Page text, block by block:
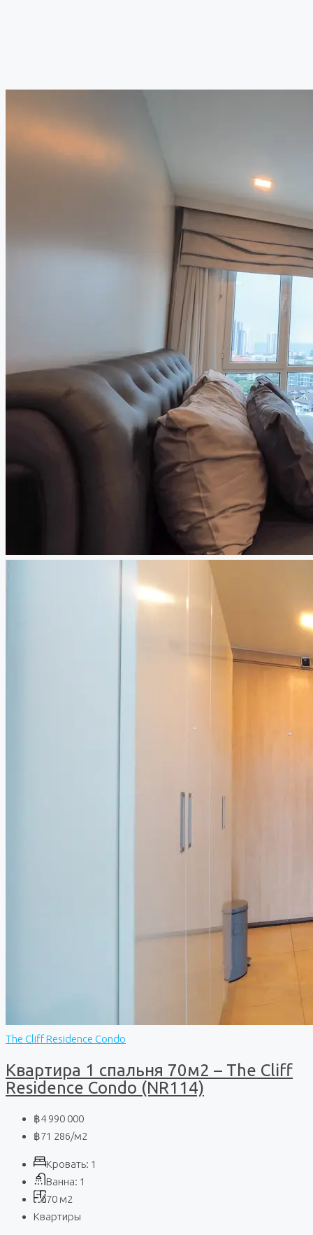
The Cliff Residence Condo
Квартира 1 спальня 70м2 – The Cliff
Residence Condo (NR114)
฿4 990 000
฿71 286/м2
Кровать: 1
Ванна: 1
70 м2
Квартиры